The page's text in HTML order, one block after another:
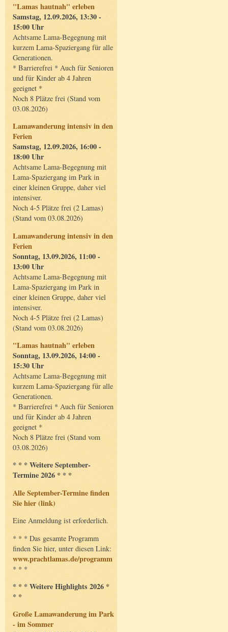
"Lamas hautnah" erleben
Samstag, 12.09.2026, 13:30 -
15:00 Uhr
Achtsame Lama-Begegnung mit
kurzem Lama-Spaziergang für alle
Generationen.
* Barrierefrei * Auch für Senioren
und für Kinder ab 4 Jahren
geeignet *
Noch 8 Plätze frei (Stand vom
03.08.2026)
Lamawanderung intensiv in den
Ferien
Samstag, 12.09.2026, 16:00 -
18:00 Uhr
Achtsame Lama-Begegnung mit
Lama-Spaziergang im Park in
einer kleinen Gruppe, daher viel
intensiver.
Noch 4-5 Plätze frei (2 Lamas)
(Stand vom 03.08.2026)
Lamawanderung intensiv in den
Ferien
Sonntag, 13.09.2026, 11:00 -
13:00 Uhr
Achtsame Lama-Begegnung mit
Lama-Spaziergang im Park in
einer kleinen Gruppe, daher viel
intensiver.
Noch 4-5 Plätze frei (2 Lamas)
(Stand vom 03.08.2026)
"Lamas hautnah" erleben
Sonntag, 13.09.2026, 14:00 -
15:30 Uhr
Achtsame Lama-Begegnung mit
kurzem Lama-Spaziergang für alle
Generationen.
* Barrierefrei * Auch für Senioren
und für Kinder ab 4 Jahren
geeignet *
Noch 8 Plätze frei (Stand vom
03.08.2026)
* * * Weitere September-
Termine 2026 * * *
Alle September-Termine finden
Sie hier (link)
Eine Anmeldung ist erforderlich.
* * * Das gesamte Programm
finden Sie hier, unter diesen Link:
www.prachtlamas.de/programm
* * *
* * * Weitere Highlights 2026 *
* *
Große Lamawanderung im Park
- im Sommer